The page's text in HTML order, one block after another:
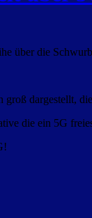
über die
groß dargestellt,
die ein 5G